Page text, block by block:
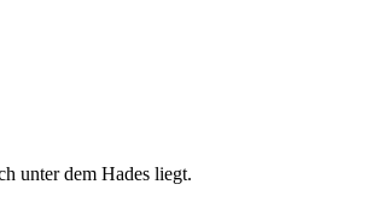
unter dem Hades liegt.